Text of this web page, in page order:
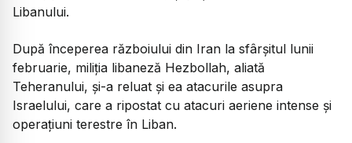
Libanului.
După începerea războiului din Iran la sfârșitul lunii
februarie, miliția libaneză Hezbollah, aliată
Teheranului, și-a reluat și ea atacurile asupra
Israelului, care a ripostat cu atacuri aeriene intense și
operațiuni terestre în Liban.